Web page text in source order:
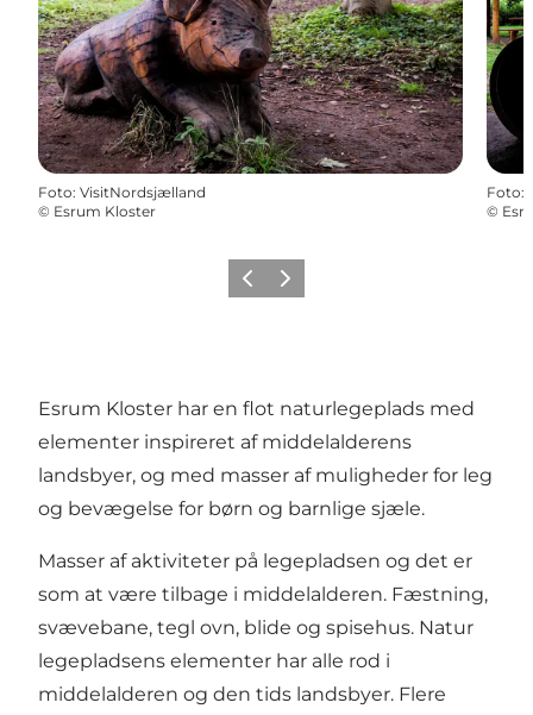
Foto: VisitNordsjælland
© Esrum Kloster
Foto:
©
ForrigeNæste
Esrum Kloster har en flot naturlegeplads med
elementer inspireret af middelalderens
landsbyer, og med masser af muligheder for leg
og bevægelse for børn og barnlige sjæle.
Masser af aktiviteter på legepladsen og det er
som at være tilbage i middelalderen. Fæstning,
svævebane, tegl ovn, blide og spisehus. Natur
legepladsens elementer har alle rod i
middelalderen og den tids landsbyer. Flere